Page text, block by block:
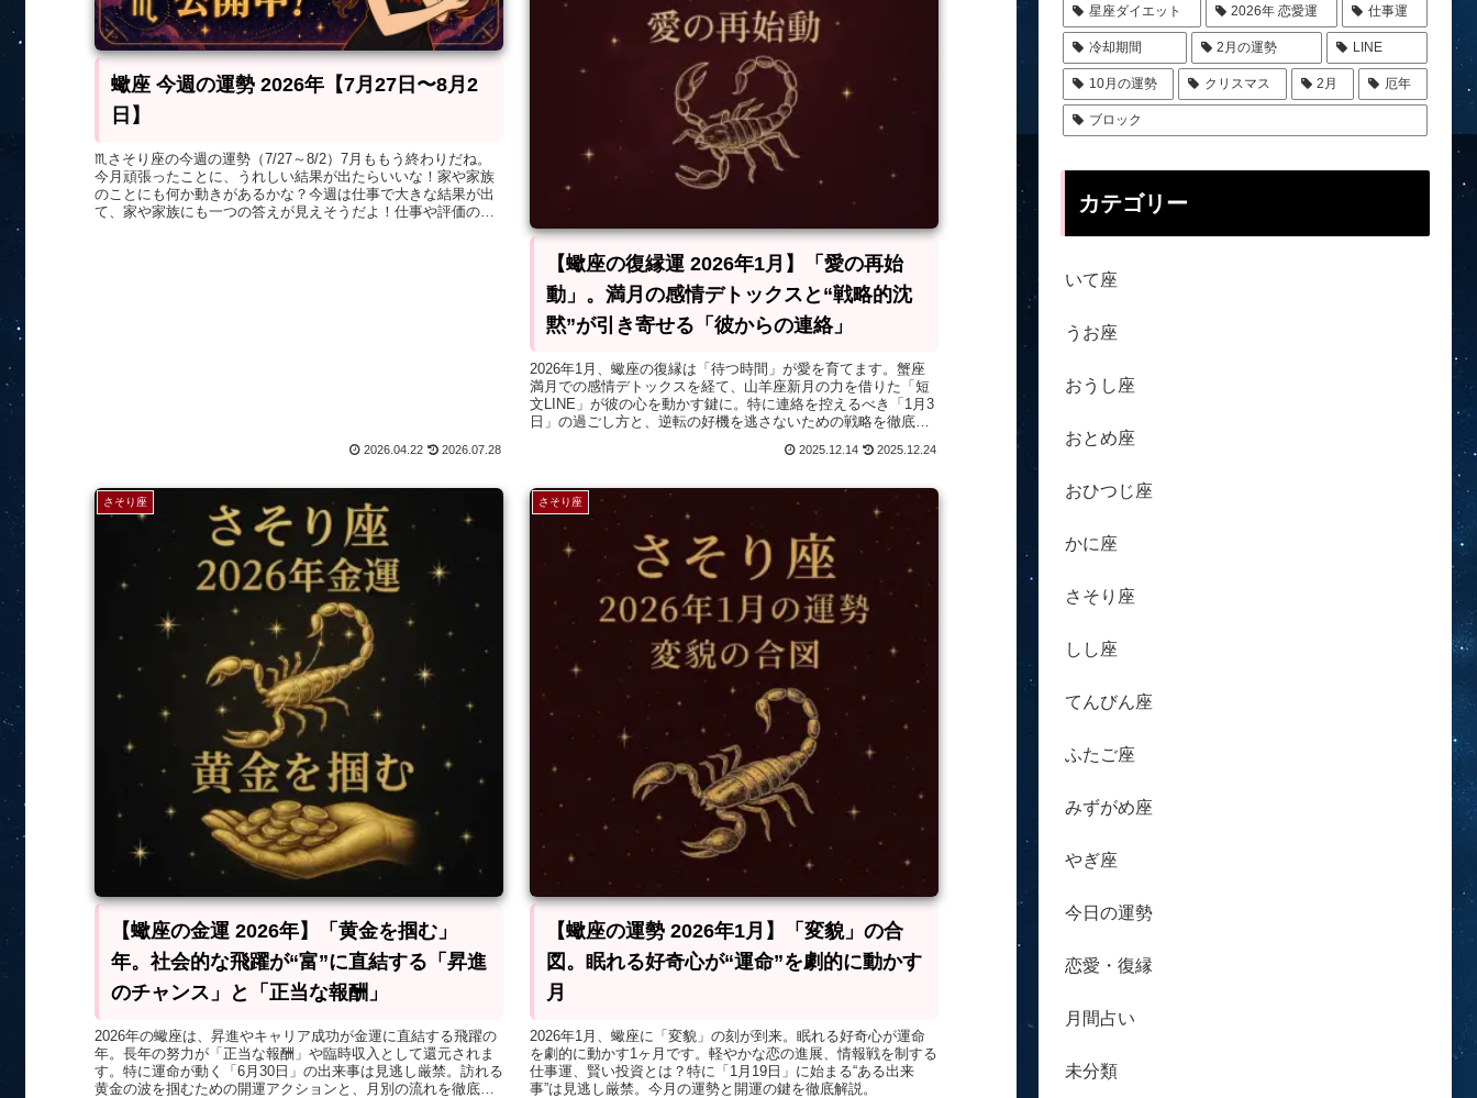
蠍座 今週の運勢 2026年【7月27日〜8月2
日】
♏さそり座の今週の運勢（7/27～8/2）7月ももう終わりだね。
今月頑張ったことに、うれしい結果が出たらいいな！家や家族
のことにも何か動きがあるかな？今週は仕事で大きな結果が出
て、家や家族にも一つの答えが見えそうだよ！仕事や評価の場
2026.04.22 2026.07.28
【蠍座の復縁運 2026年1月】「愛の再始
動」。満月の感情デトックスと“戦略的沈
黙”が引き寄せる「彼からの連絡」
2026年1月、蠍座の復縁は「待つ時間」が愛を育てます。蟹座
満月での感情デトックスを経て、山羊座新月の力を借りた「短
文LINE」が彼の心を動かす鍵に。特に連絡を控えるべき「1月3
日」の過ごし方と、逆転の好機を逃さないための戦略を徹底解
2025.12.14 2025.12.24
さそり座
【蠍座の金運 2026年】「黄金を掴む」
年。社会的な飛躍が“富”に直結する「昇進
のチャンス」と「正当な報酬」
2026年の蠍座は、昇進やキャリア成功が金運に直結する飛躍の
年。長年の努力が「正当な報酬」や臨時収入として還元されま
す。特に運命が動く「6月30日」の出来事は見逃し厳禁。訪れる
黄金の波を掴むための開運アクションと、月別の流れを徹底解
さそり座
【蠍座の運勢 2026年1月】「変貌」の合
図。眠れる好奇心が“運命”を劇的に動かす
月
2026年1月、蠍座に「変貌」の刻が到来。眠れる好奇心が運命
を劇的に動かす1ヶ月です。軽やかな恋の進展、情報戦を制する
仕事運、賢い投資とは？特に「1月19日」に始まる“ある出来
事”は見逃し厳禁。今月の運勢と開運の鍵を徹底解説。
星座ダイエット 2026年 恋愛運 仕事運
冷却期間 2月の運勢 LINE
10月の運勢 クリスマス 2月 厄年
ブロック
カテゴリー
いて座
うお座
おうし座
おとめ座
おひつじ座
かに座
さそり座
しし座
てんびん座
ふたご座
みずがめ座
やぎ座
今日の運勢
恋愛・復縁
月間占い
未分類